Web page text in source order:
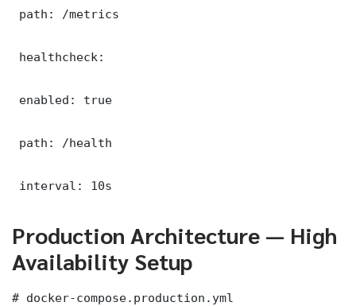
path: /metrics
healthcheck:
enabled: true
path: /health
interval: 10s
Production Architecture — High
Availability Setup
# docker-compose.production.yml